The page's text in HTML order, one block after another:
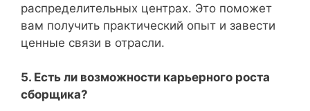
распределительных центрах. Это поможет
вам получить практический опыт и завести
ценные связи в отрасли.
5. Есть ли возможности карьерного роста
сборщика?